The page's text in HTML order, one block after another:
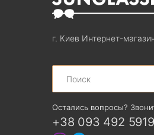
г. Киев Интернет-
Search
Остались вопросы?
+38 093 492 5919